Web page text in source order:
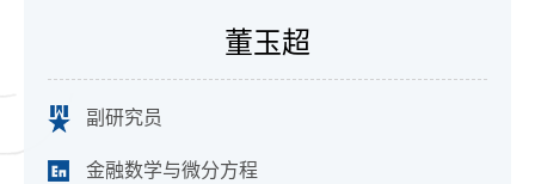
董玉超
副研究员
金融数学与微分方程